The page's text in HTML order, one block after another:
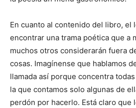
En cuanto al contenido del libro, el
encontrar una trama poética que a
muchos otros considerarán fuera
cosas. Imagínense que hablamos
llamada así porque concentra
la que contamos solo algunas de
perdón por hacerlo. Está claro que